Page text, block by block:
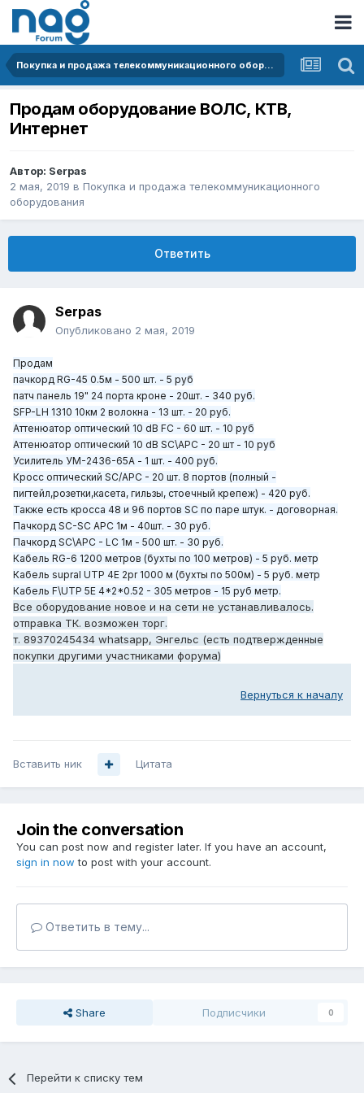
Покупка и продажа телекоммуникационного оборудования
Продам оборудование ВОЛС, КТВ,
Интернет
Автор: Serpas
2 мая, 2019 в Покупка и продажа телекоммуникационного
оборудования
Ответить
Serpas
Опубликовано 2 мая, 2019
Продам
пачкорд RG-45 0.5м - 500 шт. - 5 руб
патч панель 19" 24 порта кроне - 20шт. - 340 руб.
SFP-LH 1310 10км 2 волокна - 13 шт. - 20 руб.
Аттенюатор оптический 10 dB FC - 60 шт. - 10 руб
Аттенюатор оптический 10 dB SC\APC - 20 шт - 10 руб
Усилитель УМ-2436-65А - 1 шт. - 400 руб.
Кросс оптический SC/APC - 20 шт. 8 портов (полный -
пигтейл,розетки,касета, гильзы, стоечный крепеж) - 420 руб.
Также есть кросса 48 и 96 портов SC по паре штук. - договорная.
Пачкорд SC-SC APC 1м - 40шт. - 30 руб.
Пачкорд SC\APC - LC 1м - 500 шт. - 30 руб.
Кабель RG-6 1200 метров (бухты по 100 метров) - 5 руб. метр
Кабель supral UTP 4E 2pr 1000 м (бухты по 500м) - 5 руб. метр
Кабель F\UTP 5E 4*2*0.52 - 305 метров - 15 руб метр.
Все оборудование новое и на сети не устанавливалось.
отправка ТК. возможен торг.
т. 89370245434 whatsapp, Энгельс (есть подтвержденные
покупки другими участниками форума)
Вернуться к началу
Вставить ник Цитата
Join the conversation
You can post now and register later. If you have an account,
sign in now to post with your account.
Ответить в тему...
Share Подписчики 0
Перейти к списку тем